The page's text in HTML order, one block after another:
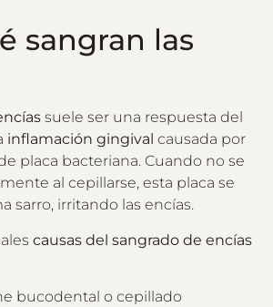
sangran las
suele ser una respuesta del
inflamación gingival causada por
placa bacteriana. Cuando no se
al cepillarse, esta placa se
sarro, irritando las encías.
causas del sangrado de encías
bucodental o cepillado